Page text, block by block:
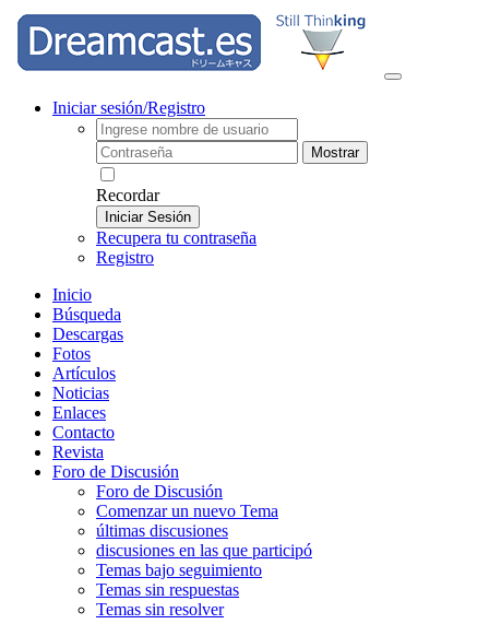
Iniciar sesión/Registro
Mostrar
Recordar
Iniciar Sesión
Recupera tu contraseña
Registro
Inicio
Búsqueda
Descargas
Fotos
Artículos
Noticias
Enlaces
Contacto
Revista
Foro de Discusión
Foro de Discusión
Comenzar un nuevo Tema
últimas discusiones
discusiones en las que participó
Temas bajo seguimiento
Temas sin respuestas
Temas sin resolver